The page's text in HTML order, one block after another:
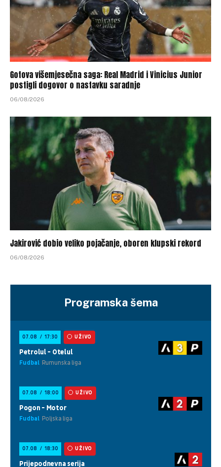
Gotova višemjesečna saga: Real Madrid i Vinicius Junior
postigli dogovor o nastavku saradnje
06/08/2026
Jakirović dobio veliko pojačanje, oboren klupski rekord
06/08/2026
Programska šema